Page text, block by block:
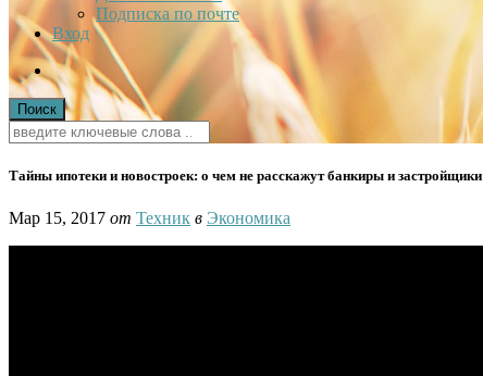
Подписка по почте
Вход
Тайны ипотеки и новостроек: о чем не расскажут банкиры и застройщики
Мар 15, 2017 от Техник в Экономика